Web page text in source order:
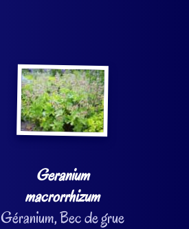
Geranium
macrorrhizum
Géranium, Bec de grue